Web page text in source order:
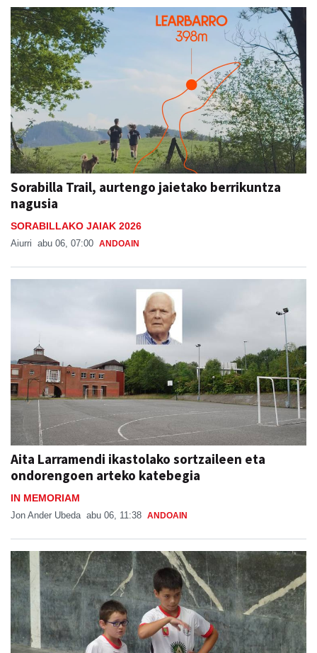
Sorabilla Trail, aurtengo jaietako berrikuntza
nagusia
SORABILLAKO JAIAK 2026
Aiurri abu 06, 07:00 ANDOAIN
Aita Larramendi ikastolako sortzaileen eta
ondorengoen arteko katebegia
IN MEMORIAM
Jon Ander Ubeda abu 06, 11:38 ANDOAIN